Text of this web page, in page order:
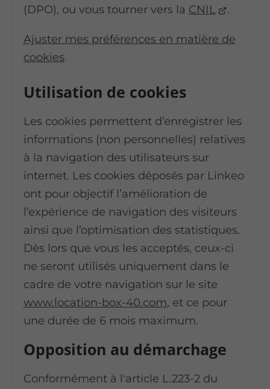
(DPO), ou vous tourner vers la CNIL .
Ajuster mes préférences en matière de
cookies.
Utilisation de cookies
Les cookies permettent d’enregistrer les
informations (non personnelles) relatives
à la navigation des utilisateurs sur
internet. Les cookies déposés par Linkeo
ont pour objectif l’amélioration de
l’expérience de navigation des visiteurs
ainsi que l’optimisation des statistiques.
Dès lors que vous les acceptés, ceux-ci
ne seront utilisés uniquement dans le
cadre de votre navigation sur le site
www.location-box-40.com, et ce pour
une durée de 6 mois maximum.
Opposition au démarchage
Conformément à l'article L.223-2 du